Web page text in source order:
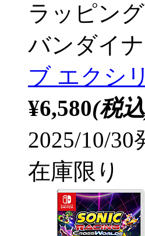
ラッピン
バンダイ
ブ エクシ
¥6,580(税
2025/10/30
在庫限り